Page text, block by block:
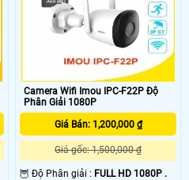
Camera Wifi Imou IPC-F22P Độ
Phân Giải 1080P
Giá Bán: 1,200,000 ₫
Giá gốc: 1,500,000 ₫
🦉 Độ Phân giải : FULL HD 1080P .